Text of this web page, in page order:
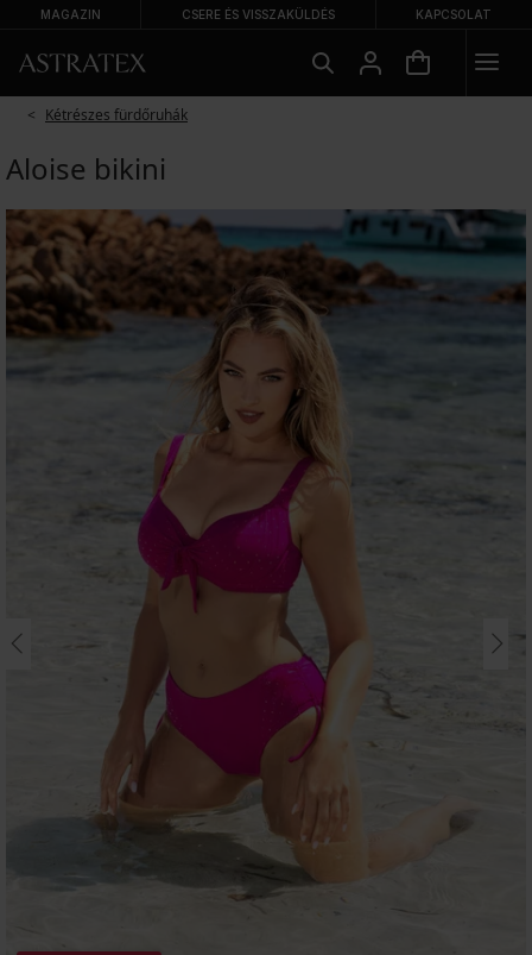
MAGAZIN CSERE ÉS VISSZAKÜLDÉS KAPCSOLAT
Kétrészes fürdőruhák
Aloise bikini